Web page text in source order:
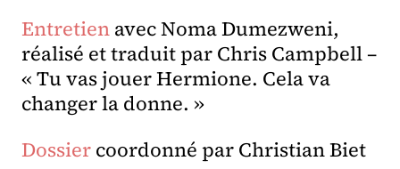
Entretien avec Noma Dumezweni,
réalisé et traduit par Chris Campbell –
« Tu vas jouer Hermione. Cela va
changer la donne. »
Dossier coordonné par Christian Biet